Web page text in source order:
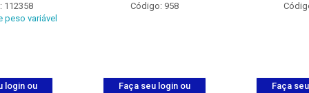
112358
peso variável
login ou
Código: 958
Faça seu login ou
Faça